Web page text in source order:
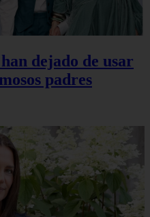
dejado de usar
padres